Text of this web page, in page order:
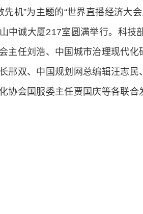
机”为主题的“世界直播经济大
中诚大厦217室圆满举行。科技
主任刘浩、中国城市治理现代化
邢双、中国规划网总编辑汪志民
协会国服委主任贾国庆等各联合